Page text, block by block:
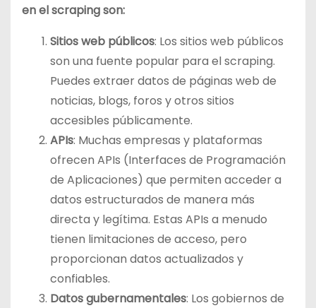
en el scraping son:
Sitios web públicos: Los sitios web públicos
son una fuente popular para el scraping.
Puedes extraer datos de páginas web de
noticias, blogs, foros y otros sitios
accesibles públicamente.
APIs: Muchas empresas y plataformas
ofrecen APIs (Interfaces de Programación
de Aplicaciones) que permiten acceder a
datos estructurados de manera más
directa y legítima. Estas APIs a menudo
tienen limitaciones de acceso, pero
proporcionan datos actualizados y
confiables.
Datos gubernamentales: Los gobiernos de